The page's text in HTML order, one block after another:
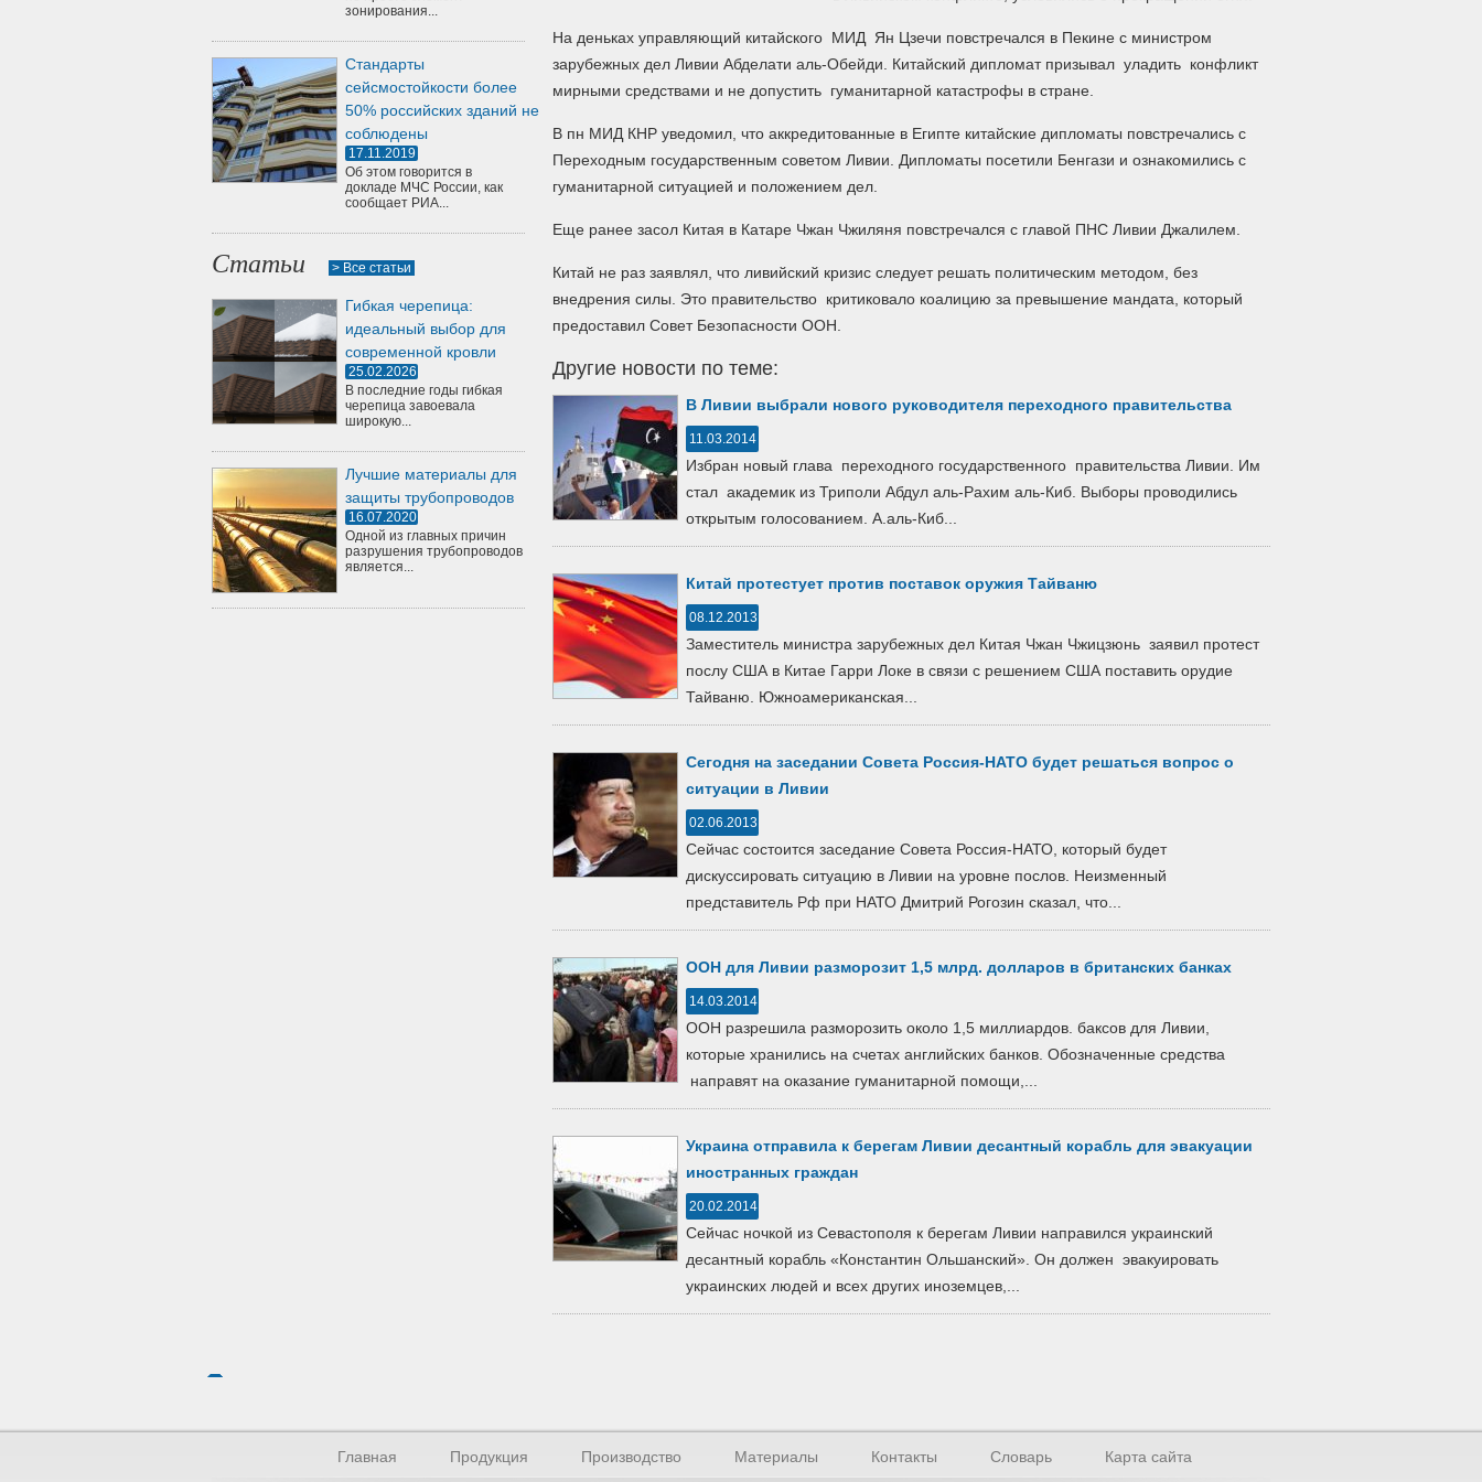
зонирования...
Стандарты
сейсмостойкости более
50% российских зданий не
соблюдены
17.11.2019
Об этом говорится в
докладе МЧС России, как
сообщает РИА...
Статьи > Все статьи
Гибкая черепица:
идеальный выбор для
современной кровли
25.02.2026
В последние годы гибкая
черепица завоевала
широкую...
Лучшие материалы для
защиты трубопроводов
16.07.2020
Одной из главных причин
разрушения трубопроводов
является...
На деньках управляющий китайского МИД Ян Цзечи повстречался в Пекине с министром
зарубежных дел Ливии Абделати аль-Обейди.
Китайский дипломат призывал уладить конфликт
мирными средствами и не допустить гуманитарной катастрофы в стране.
В пн МИД КНР уведомил, что аккредитованные в Египте китайские дипломаты повстречались с
Переходным государственным советом Ливии. Дипломаты посетили Бенгази и ознакомились с
гуманитарной ситуацией и положением дел.
Еще ранее засол Китая в Катаре Чжан Чжиляня повстречался с главой ПНС Ливии Джалилем.
Китай не раз заявлял, что ливийский кризис следует решать политическим методом, без
внедрения силы. Это правительство критиковало коалицию за превышение мандата, который
предоставил Совет Безопасности ООН.
Другие новости по теме:
В Ливии выбрали нового руководителя переходного правительства
11.03.2014
Избран новый глава переходного государственного правительства Ливии. Им
стал академик из Триполи Абдул аль-Рахим аль-Киб. Выборы проводились
открытым голосованием. А.аль-Киб...
Китай протестует против поставок оружия Тайваню
08.12.2013
Заместитель министра зарубежных дел Китая Чжан Чжицзюнь заявил протест
послу США в Китае Гарри Локе в связи с решением США поставить орудие
Тайваню. Южноамериканская...
Сегодня на заседании Совета Россия-НАТО будет решаться вопрос о
ситуации в Ливии
02.06.2013
Сейчас состоится заседание Совета Россия-НАТО, который будет
дискуссировать ситуацию в Ливии на уровне послов. Неизменный
представитель Рф при НАТО Дмитрий Рогозин сказал, что...
ООН для Ливии разморозит 1,5 млрд. долларов в британских банках
14.03.2014
ООН разрешила разморозить около 1,5 миллиардов. баксов для Ливии,
которые хранились на счетах английских банков. Обозначенные средства
направят на оказание гуманитарной помощи,...
Украина отправила к берегам Ливии десантный корабль для эвакуации
иностранных граждан
20.02.2014
Сейчас ночкой из Севастополя к берегам Ливии направился украинский
десантный корабль «Константин Ольшанский». Он должен эвакуировать
украинских людей и всех других иноземцев,...
Главная Продукция Производство Материалы Контакты Словарь Карта сайта